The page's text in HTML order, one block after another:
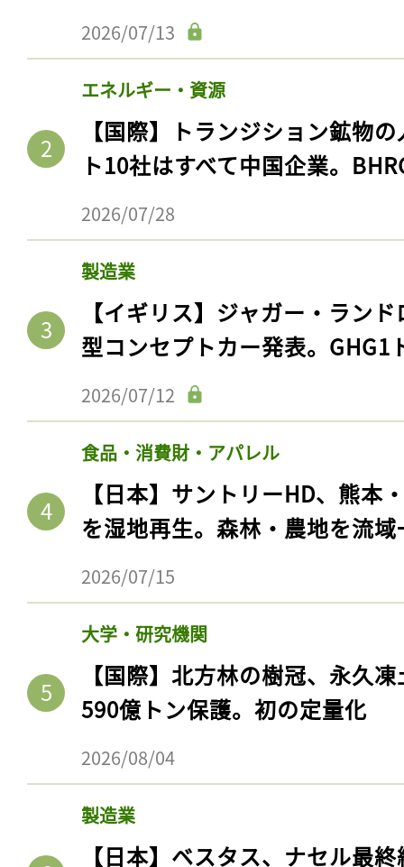
2026/07/13
エネルギー・資源
【国際】トランジション鉱物
ト10社はすべて中国企業。
2026/07/28
製造業
【イギリス】ジャガー・ラン
型コンセプトカー発表。GHG1
2026/07/12
食品・消費財・アパレル
【日本】サントリーHD、熊本
を湿地再生。森林・農地を流
2026/07/15
大学・研究機関
【国際】北方林の樹冠、永久
590億トン保護。初の定量化
2026/08/04
製造業
【日本】ベスタス、ナセル最